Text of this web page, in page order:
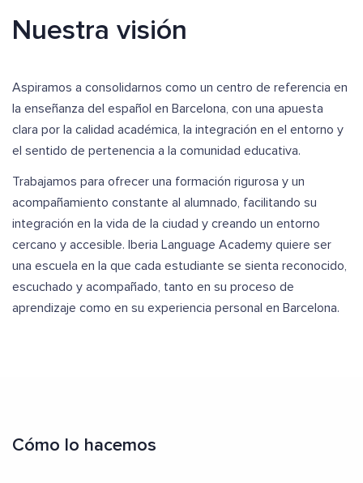
Nuestra visión
Aspiramos a consolidarnos como un centro de referencia en
la enseñanza del español en Barcelona, con una apuesta
clara por la calidad académica, la integración en el entorno y
el sentido de pertenencia a la comunidad educativa.
Trabajamos para ofrecer una formación rigurosa y un
acompañamiento constante al alumnado, facilitando su
integración en la vida de la ciudad y creando un entorno
cercano y accesible. Iberia Language Academy quiere ser
una escuela en la que cada estudiante se sienta reconocido,
escuchado y acompañado, tanto en su proceso de
aprendizaje como en su experiencia personal en Barcelona.
Cómo lo hacemos